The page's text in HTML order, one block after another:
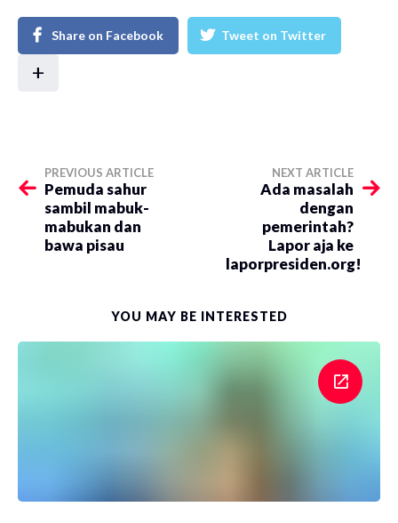
Share on Facebook Tweet on Twitter
+
PREVIOUS ARTICLE
Pemuda sahur
sambil mabuk-
mabukan dan
bawa pisau
NEXT ARTICLE
Ada masalah
dengan
pemerintah?
Lapor aja ke
laporpresiden.org!
YOU MAY BE INTERESTED